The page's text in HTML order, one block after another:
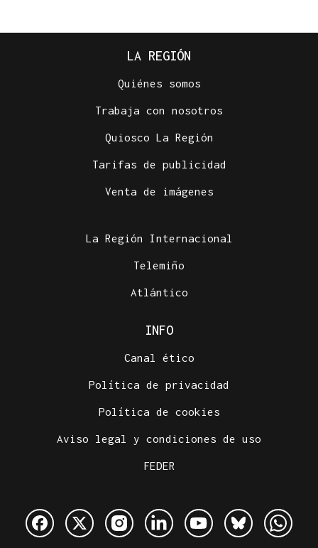
LA REGIÓN
Quiénes somos
Trabaja con nosotros
Quiosco La Región
Tarifas de publicidad
Venta de imágenes
La Región Internacional
Telemiño
Atlántico
INFO
Canal ético
Política de privacidad
Política de cookies
Aviso legal y condiciones de uso
FEDER